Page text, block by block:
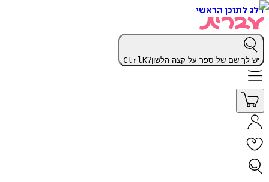
דלג לתוכן הראשי
יש לך שם של ספר על קצה הלשון? CtrlK